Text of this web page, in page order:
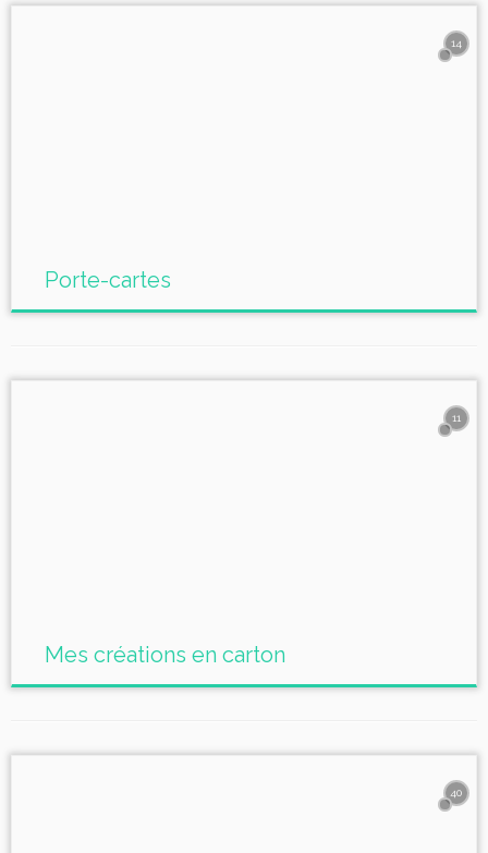
14
Porte-cartes
11
Mes créations en carton
40